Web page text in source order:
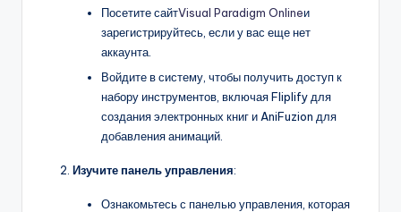
Посетите сайтVisual Paradigm Onlineи
зарегистрируйтесь, если у вас еще нет
аккаунта.
Войдите в систему, чтобы получить доступ к
набору инструментов, включая Fliplify для
создания электронных книг и AniFuzion для
добавления анимаций.
Изучите панель управления:
Ознакомьтесь с панелью управления, которая